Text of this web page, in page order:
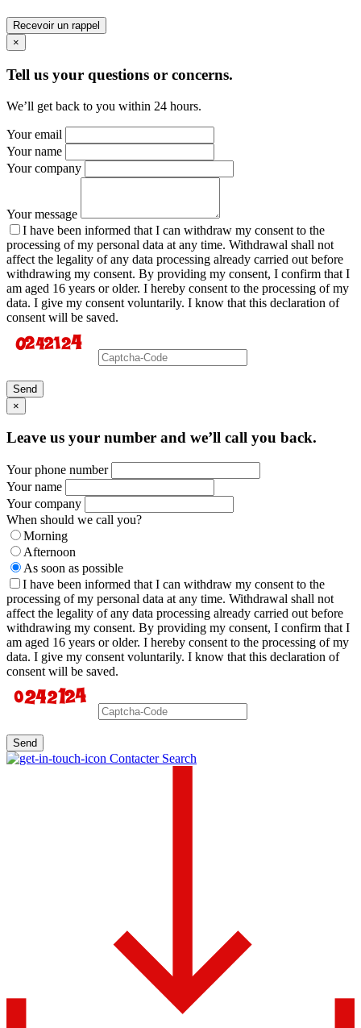
Recevoir un rappel
×
Tell us your questions or concerns.
We’ll get back to you within 24 hours.
Your email
Your name
Your company
Your message
I have been informed that I can withdraw my consent to the
processing of my personal data at any time. Withdrawal shall not
affect the legality of any data processing already carried out before
withdrawing my consent. By providing my consent, I confirm that I
am aged 16 years or older. I hereby consent to the processing of my
data. I give my consent voluntarily. I know that this declaration of
consent will be saved.
Send
×
Leave us your number and we’ll call you back.
Your phone number
Your name
Your company
When should we call you?
Morning
Afternoon
As soon as possible
I have been informed that I can withdraw my consent to the
processing of my personal data at any time. Withdrawal shall not
affect the legality of any data processing already carried out before
withdrawing my consent. By providing my consent, I confirm that I
am aged 16 years or older. I hereby consent to the processing of my
data. I give my consent voluntarily. I know that this declaration of
consent will be saved.
Send
Contacter Search